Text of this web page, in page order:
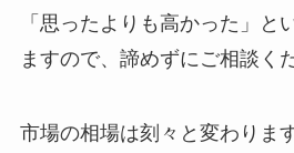
「思ったよりも高かった」と
ますので、諦めずにご相談く
市場の相場は刻々と変わりま